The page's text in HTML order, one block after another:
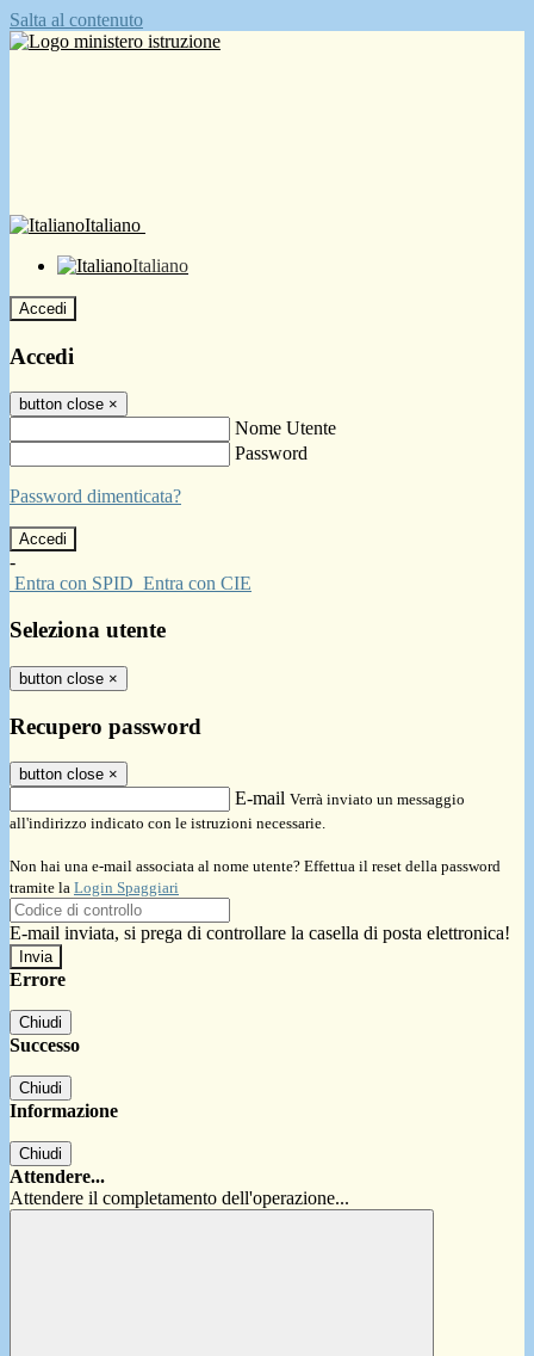
Salta al contenuto
Italiano
Italiano
Accedi
Accedi
button close ×
Nome Utente
Password
Password dimenticata?
-
Entra con SPID Entra con CIE
Seleziona utente
button close ×
Recupero password
button close ×
E-mail Verrà inviato un messaggio
all'indirizzo indicato con le istruzioni necessarie.
Non hai una e-mail associata al nome utente? Effettua il reset della password
tramite la Login Spaggiari
E-mail inviata, si prega di controllare la casella di posta elettronica!
Errore
Chiudi
Successo
Chiudi
Informazione
Chiudi
Attendere...
Attendere il completamento dell'operazione...